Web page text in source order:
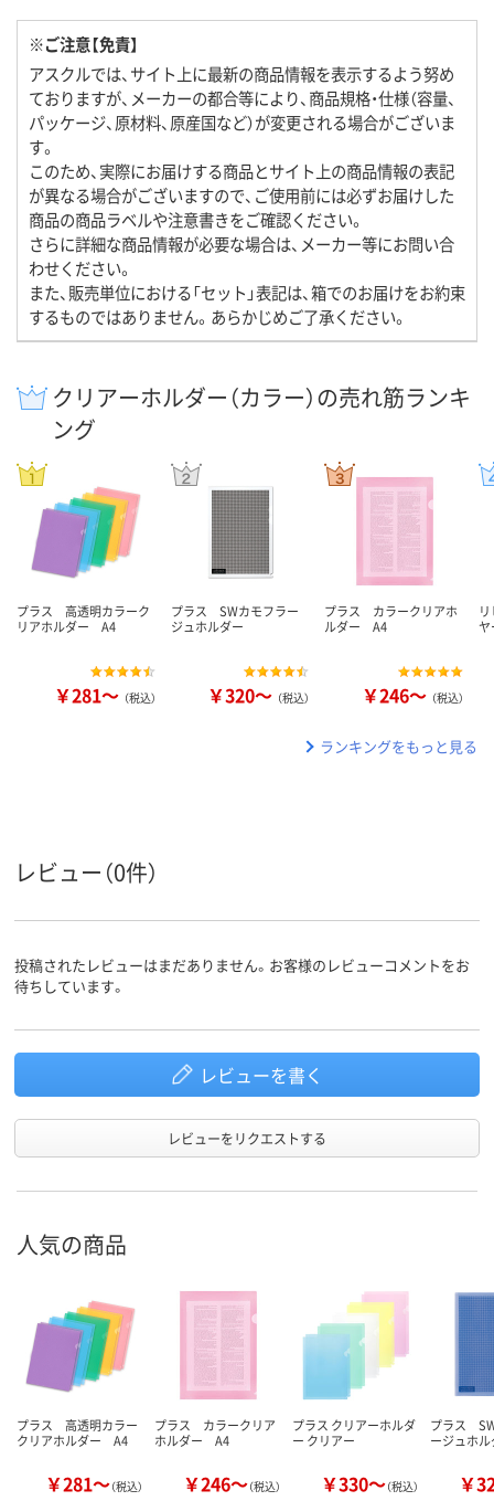
※ご注意【免責】
アスクルでは、サイト上に最新の商品情報を表示するよう努め
ておりますが、メーカーの都合等により、商品規格・仕様（容量、
パッケージ、原材料、原産国など）が変更される場合がございま
す。
このため、実際にお届けする商品とサイト上の商品情報の表記
が異なる場合がございますので、ご使用前には必ずお届けした
商品の商品ラベルや注意書きをご確認ください。
さらに詳細な商品情報が必要な場合は、メーカー等にお問い合
わせください。
また、販売単位における「セット」表記は、箱でのお届けをお約束
するものではありません。あらかじめご了承ください。
クリアーホルダー（カラー）の売れ筋ランキ
ング
プラス 高透明カラーク
リアホルダー A4
￥281～ （税込）
プラス SWカモフラー
ジュホルダー
￥320～ （税込）
プラス カラークリアホ
ルダー A4
￥246～ （税込）
ヤ
ランキングをもっと見る
レビュー（0件）
投稿されたレビューはまだありません。お客様のレビューコメントをお
待ちしています。
レビューを書く
レビューをリクエストする
人気の商品
プラス 高透明カラー
クリアホルダー A4
￥281～（税込）
プラス カラークリア
ホルダー A4
￥246～（税込）
プラス クリアーホルダ
ー クリアー
￥330～（税込）
プラス
ージュホ
￥